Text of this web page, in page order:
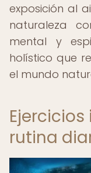
exposición al
naturaleza
mental y
holístico que
el mundo
rutina